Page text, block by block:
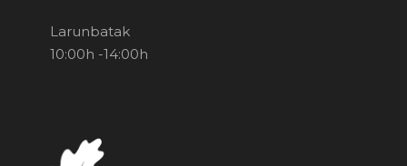
Larunbatak
10:00h -14:00h